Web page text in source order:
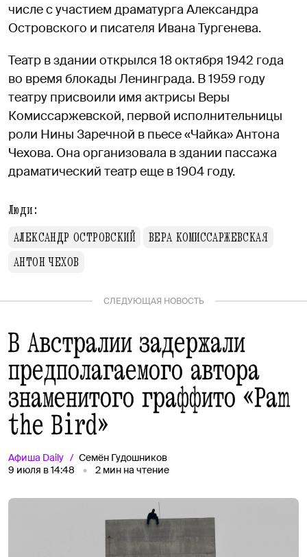
числе с участием драматурга Александра
Островского и писателя Ивана Тургенева.
Театр в здании открылся 18 октября 1942 года
во время блокады Ленинграда. В 1959 году
театру присвоили имя актрисы Веры
Комиссаржевской, первой исполнительницы
роли Нины Заречной в пьесе «Чайка» Антона
Чехова. Она организовала в здании пассажа
драматический театр еще в 1904 году.
Люди:
АЛЕКСАНДР ОСТРОВСКИЙ
ВЕРА КОМИССАРЖЕВСКАЯ
АНТОН ЧЕХОВ
СЛЕДУЮЩАЯ НОВОСТЬ
В Австралии задержали
предполагаемого автора
знаменитого граффито «Pam
the Bird»
Афиша Daily
Семён Гудошников
9 июля в 14:48
2 мин на чтение